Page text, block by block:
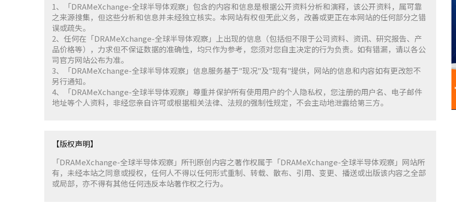
1、「DRAMeXchange-全球半导体观察」包含的内容和信息是根据公开资料分析和演释，该公开资料，属可靠
之来源搜集，但这些分析和信息并未经独立核实。本网站有权但无此义务，改善或更正在本网站的任何部分之错
误或疏失。
2、任何在「DRAMeXchange-全球半导体观察」上出现的信息（包括但不限于公司资料、资讯、研究报告、产
品价格等），力求但不保证数据的准确性，均只作为参考，您须对您自主决定的行为负责。如有错漏，请以各公
司官方网站公布为准。
3、「DRAMeXchange-全球半导体观察」信息服务基于"现况"及"现有"提供，网站的信息和内容如有更改恕不
另行通知。
4、「DRAMeXchange-全球半导体观察」尊重并保护所有使用用户的个人隐私权，您注册的用户名、电子邮件
地址等个人资料，非经您亲自许可或根据相关法律、法规的强制性规定，不会主动地泄露给第三方。
【版权声明】
「DRAMeXchange-全球半导体观察」所刊原创内容之著作权属于「DRAMeXchange-全球半导体观察」网站所
有，未经本站之同意或授权，任何人不得以任何形式重制、转载、散布、引用、变更、播送或出版该内容之全部
或局部，亦不得有其他任何违反本站著作权之行为。